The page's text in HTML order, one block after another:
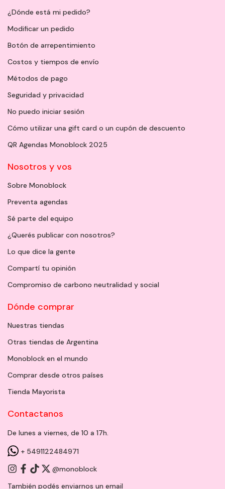
¿Dónde está mi pedido?
Modificar un pedido
Botón de arrepentimiento
Costos y tiempos de envío
Métodos de pago
Seguridad y privacidad
No puedo iniciar sesión
Cómo utilizar una gift card o un cupón de descuento
QR Agendas Monoblock 2025
Nosotros y vos
Sobre Monoblock
Preventa agendas
Sé parte del equipo
¿Querés publicar con nosotros?
Lo que dice la gente
Compartí tu opinión
Compromiso de carbono neutralidad y social
Dónde comprar
Nuestras tiendas
Otras tiendas de Argentina
Monoblock en el mundo
Comprar desde otros países
Tienda Mayorista
Contactanos
De lunes a viernes, de 10 a 17h.
+ 5491122484971
@monoblock
También podés enviarnos un email